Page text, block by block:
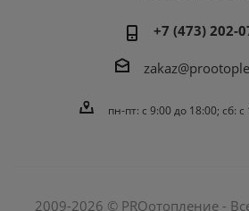
+7 (473) 202-
пн-пт: c 9:00 до 18:00; сб:
2009-2026 © PROотопление -